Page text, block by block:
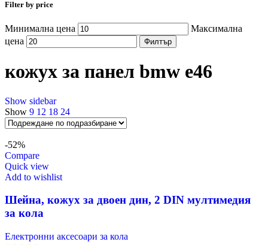
Filter by price
Минимална цена
Максимална
цена
Филтър
кожух за панел bmw e46
Show sidebar
Show 9 12 18 24
-52%
Compare
Quick view
Add to wishlist
Шейна, кожух за двоен дин, 2 DIN мултимедия
за кола
Електронни аксесоари за кола